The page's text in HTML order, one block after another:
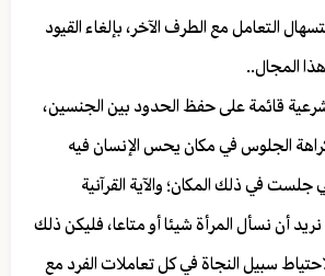
التعامل مع الطرف الآخر، بإلغاء القيود
المجال..
قائمة على حفظ الحدود بين الجنسين،
الجلوس في مكان يحس الإنسان فيه
جلست في ذلك المكان؛ والآية القرآنية
أن نسأل المرأة شيئا أو متاعا، فليكن ذلك
سبيل النجاة في كل تعاملات الفرد مع